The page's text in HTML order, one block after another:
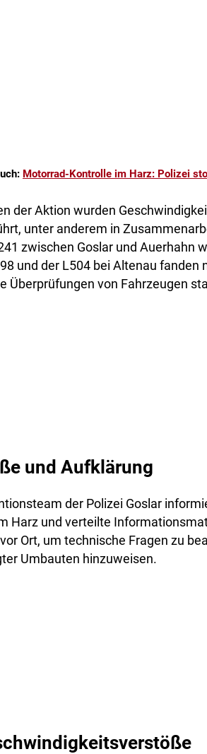
Motorrad-Kontrolle im Harz: Polizei
der Aktion wurden
unter anderem in
zwischen Goslar und Auerhahn
und der L504 bei Altenau
Überprüfungen von Fahrzeugen
und Aufklärung
der Polizei Goslar
Harz und verteilte
Ort, um technische Fragen zu
Umbauten hinzuweisen.